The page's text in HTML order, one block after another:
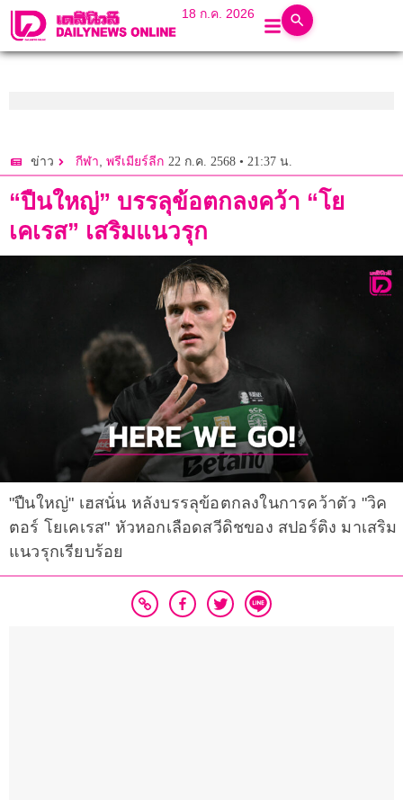
18 ก.ค. 2026
ข่าว กีฬา, พรีเมียร์ลีก 22 ก.ค. 2568 • 21:37 น.
“ปืนใหญ่” บรรลุข้อตกลงคว้า “โย
เคเรส” เสริมแนวรุก
"ปืนใหญ่" เฮสนั่น หลังบรรลุข้อตกลงในการคว้าตัว "วิค
ตอร์ โยเคเรส" หัวหอกเลือดสวีดิชของ สปอร์ติง มาเสริม
แนวรุกเรียบร้อย